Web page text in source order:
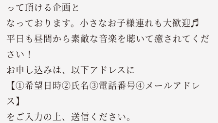
って頂ける企画と
なっております。小さなお子様連れも大歓迎♬
平日も昼間から素敵な音楽を聴いて癒されてくだ
さい！
お申し込みは、以下アドレスに
【①希望日時②氏名③電話番号④メールアドレ
ス】
をご入力の上、送信ください。